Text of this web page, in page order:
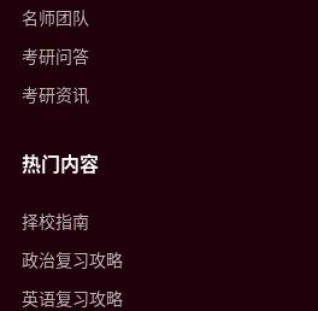
名师团队
考研问答
考研资讯
热门内容
择校指南
政治复习攻略
英语复习攻略